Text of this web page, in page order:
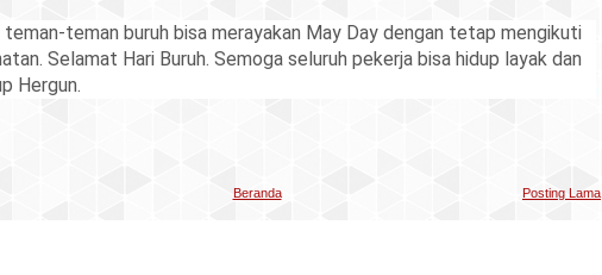
teman-teman buruh bisa merayakan May Day dengan tetap mengikuti
Selamat Hari Buruh. Semoga seluruh pekerja bisa hidup layak dan
Hergun.
Posting Lama
Beranda